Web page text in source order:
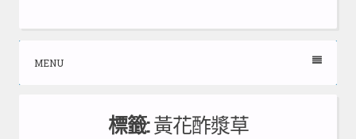
MENU
標籤:黃花酢漿草